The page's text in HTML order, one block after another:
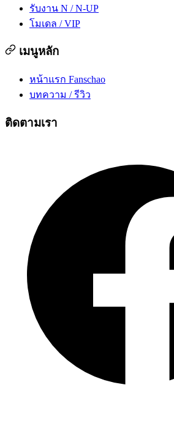
รับงาน N / N-UP
โมเดล / VIP
เมนูหลัก
หน้าแรก Fanschao
บทความ / รีวิว
ติดตามเรา